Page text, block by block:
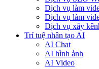
Dịch vụ làm
Dịch vụ làm
Dịch vụ xây
Trí tuệ nhân tạo AI
AI Chat
AI hình ảnh
AI Video